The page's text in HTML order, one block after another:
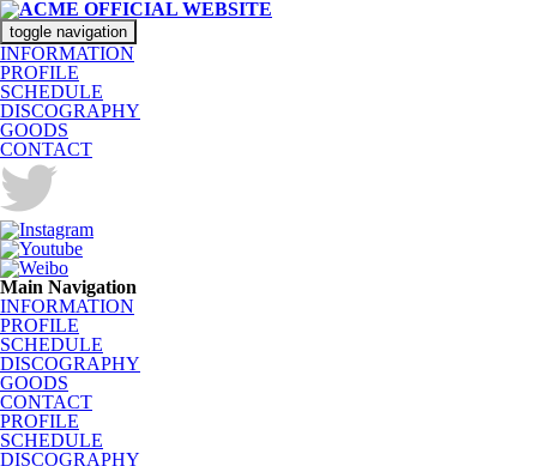
toggle navigation
INFORMATION
PROFILE
SCHEDULE
DISCOGRAPHY
GOODS
CONTACT
Main Navigation
INFORMATION
PROFILE
SCHEDULE
DISCOGRAPHY
GOODS
CONTACT
PROFILE
SCHEDULE
DISCOGRAPHY